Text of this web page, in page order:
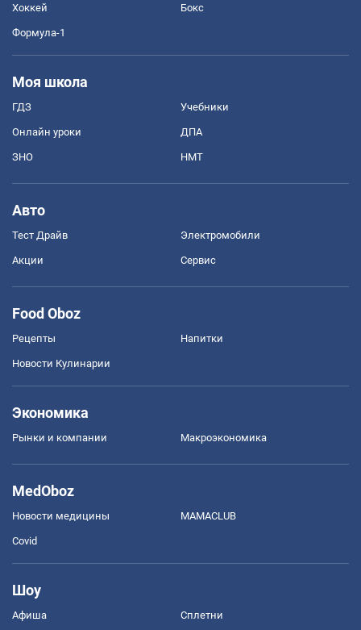
Хоккей Бокс
Формула-1
Моя школа
ГДЗ Учебники
Онлайн уроки ДПА
ЗНО НМТ
Авто
Тест Драйв Электромобили
Акции Сервис
Food Oboz
Рецепты Напитки
Новости Кулинарии
Экономика
Рынки и компании Mакроэкономика
MedOboz
Новости медицины MAMACLUB
Covid
Шоу
Афиша Сплетни